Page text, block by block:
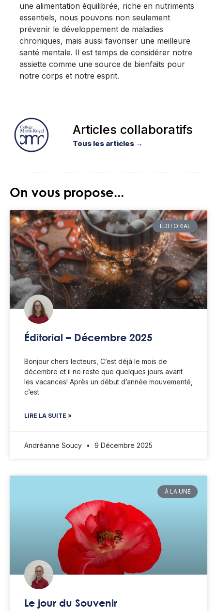
une alimentation équilibrée, riche en nutriments
essentiels, nous pouvons non seulement
prévenir le développement de maladies
chroniques, mais aussi favoriser une meilleure
santé mentale. Il est temps de considérer notre
assiette comme une source de bienfaits pour
notre corps et notre esprit.
Articles collaboratifs
Tous les articles →
On vous propose...
ÉDITORIAL
Éditorial – Décembre 2025
Bonjour chers lecteurs, C’est déjà le mois de
décembre et il ne reste que quelques jours avant
les vacances! Après un début d’année mouvementé,
c’est
LIRE LA SUITE »
Andréanne Soucy 9 Décembre 2025
À LA UNE
Le jour du Souvenir